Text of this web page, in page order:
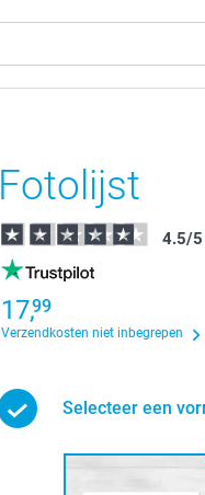
Fotolijst
4.5/5
17,99
Verzendkosten niet inbegrepen
Selecteer een